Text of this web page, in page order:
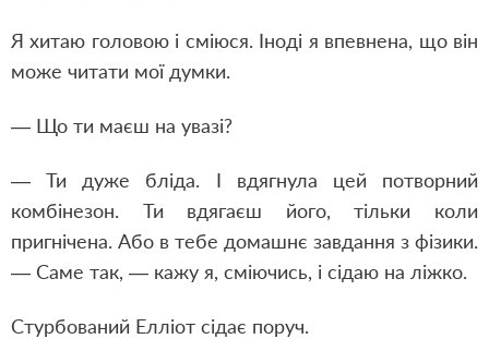
Я хитаю головою і сміюся. Іноді я впевнена, що він
може читати мої думки.
— Що ти маєш на увазі?
— Ти дуже бліда. І вдягнула цей потворний
комбінезон. Ти вдягаєш його, тільки коли
пригнічена. Або в тебе домашнє завдання з фізики.
— Саме так, — кажу я, сміючись, і сідаю на ліжко.
Стурбований Елліот сідає поруч.